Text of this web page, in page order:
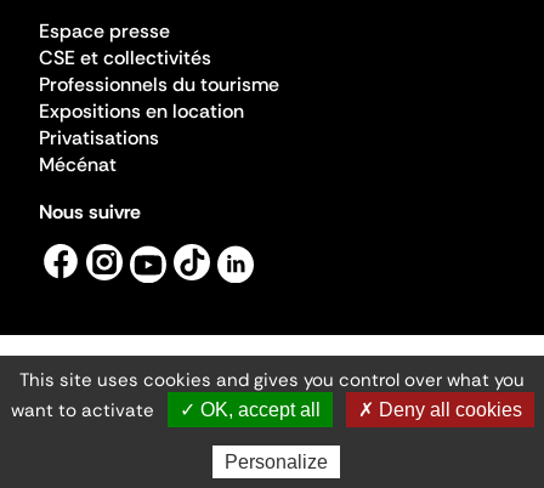
Espace presse
CSE et collectivités
Professionnels du tourisme
Expositions en location
Privatisations
Mécénat
Nous suivre
Mentions légales
Gestion des cookies
Accessibilité numérique
Ministère de la Culture ©2026
- Cité de l'architecture et du patrimoine
This site uses cookies and gives you control over what you
want to activate
✓ OK, accept all ✗ Deny all cookies
Personalize